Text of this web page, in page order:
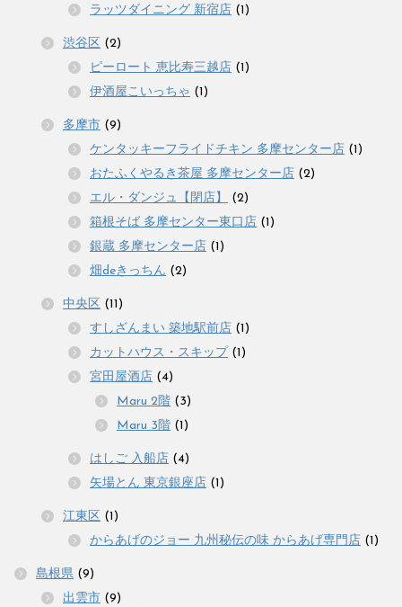
ラッツダイニング 新宿店 (1)
渋谷区 (2)
ピーロート 恵比寿三越店 (1)
伊酒屋こいっちゃ (1)
多摩市 (9)
ケンタッキーフライドチキン 多摩センター店 (1)
おたふくやるき茶屋 多摩センター店 (2)
エル・ダンジュ【閉店】
(2)
箱根そば 多摩センター東口店 (1)
銀蔵 多摩センター店 (1)
畑deきっちん (2)
中央区 (11)
すしざんまい 築地駅前店 (1)
カットハウス・スキップ (1)
宮田屋酒店 (4)
Maru 2階 (3)
Maru 3階 (1)
はしご 入船店 (4)
矢場とん 東京銀座店 (1)
江東区 (1)
からあげのジョー 九州秘伝の味 からあげ専門店 (1)
島根県 (9)
出雲市 (9)